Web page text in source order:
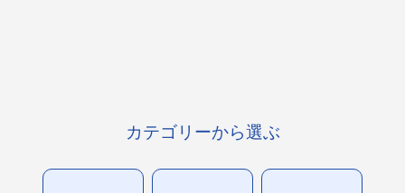
カテゴリーから選ぶ